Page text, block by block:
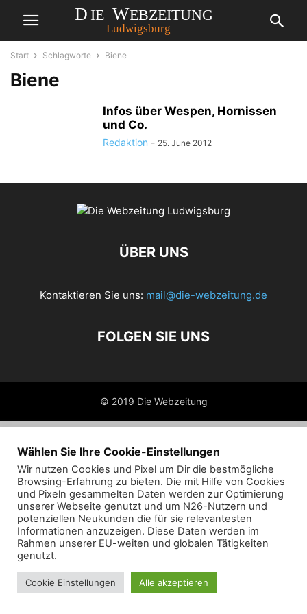
Start Schlagworte Biene
Biene
Infos über Wespen, Hornissen
und Co.
Redaktion - 25. June 2012
ÜBER UNS
Kontaktieren Sie uns: mail@die-webzeitung.de
FOLGEN SIE UNS
© 2019 Die Webzeitung
Wählen Sie Ihre Cookie-Einstellungen
Wir nutzen Cookies und Pixel um Dir die bestmögliche
Browsing-Erfahrung zu bieten. Die mit Hilfe von Cookies
und Pixeln gesammelten Daten werden zur Optimierung
unserer Webseite genutzt und um N26-Nutzern und
potenziellen Neukunden die für sie relevantesten
Informationen anzuzeigen. Diese Daten werden im
Rahmen unserer EU-weiten und globalen Tätigkeiten
genutzt.
Cookie Einstellungen Alle akzeptieren